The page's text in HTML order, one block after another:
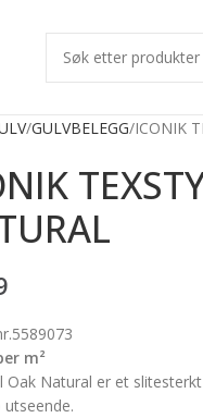
GULVBELEGG ICONIK
m²
Oak Natural er et